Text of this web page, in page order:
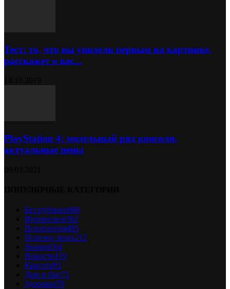
Тест: то, что вы увидели первым на картинке,
расскажет о вас...
PlayStation 4: модельный ряд консоли,
актуальные цены
Без рубрики686
Интересное562
Психология485
Полезно знать212
Знания164
Новости119
Красота93
Дом и быт71
Здоровье59